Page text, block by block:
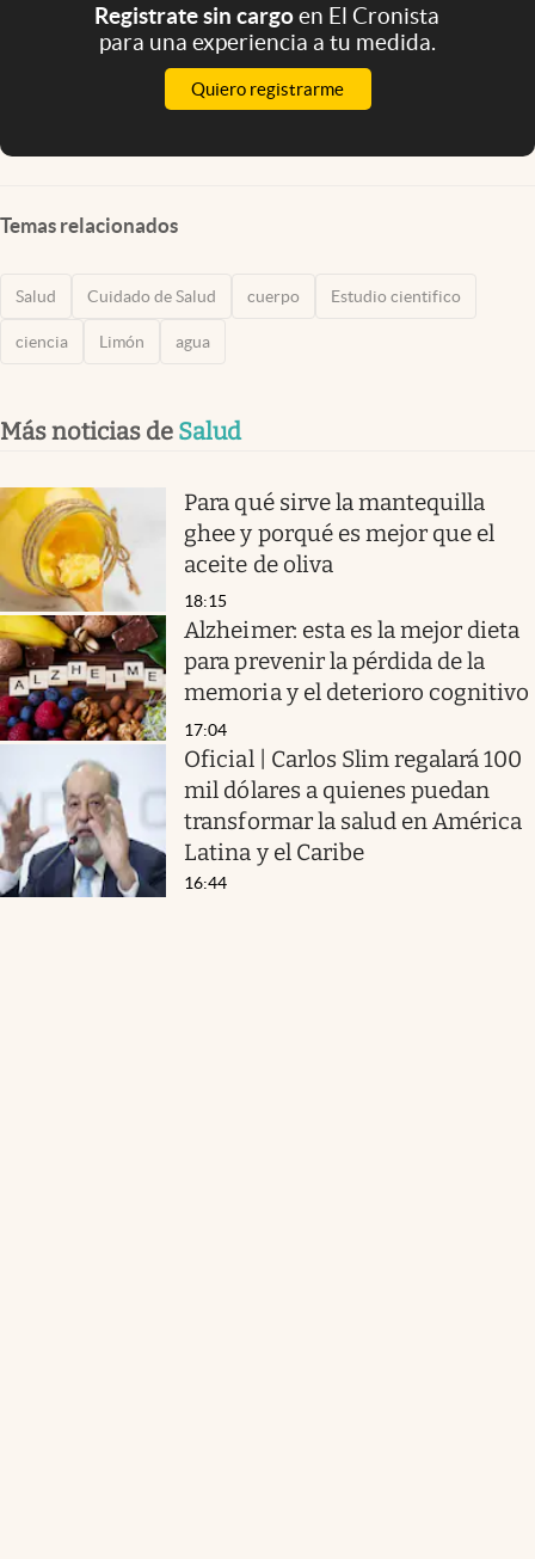
Registrate sin cargoen El Cronista
para una experiencia a tu medida.
Quiero registrarme
Temas relacionados
Salud Cuidado de Salud cuerpo Estudio cientifico
ciencia Limón agua
Más noticias de Salud
Para qué sirve la mantequilla
ghee y porqué es mejor que el
aceite de oliva
18:15
Alzheimer: esta es la mejor dieta
para prevenir la pérdida de la
memoria y el deterioro cognitivo
17:04
Oficial | Carlos Slim regalará 100
mil dólares a quienes puedan
transformar la salud en América
Latina y el Caribe
16:44